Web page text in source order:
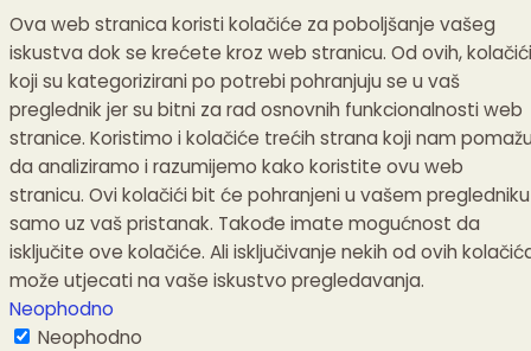
Ova web stranica koristi kolačiće za poboljšanje vašeg
iskustva dok se krećete kroz web stranicu. Od ovih, kolačići
koji su kategorizirani po potrebi pohranjuju se u vaš
preglednik jer su bitni za rad osnovnih funkcionalnosti web
stranice. Koristimo i kolačiće trećih strana koji nam
da analiziramo i razumijemo kako koristite ovu web
stranicu. Ovi kolačići bit će pohranjeni u vašem pregledniku
samo uz vaš pristanak. Takođe imate mogućnost da
isključite ove kolačiće. Ali isključivanje nekih od ovih
može utjecati na vaše iskustvo pregledavanja.
Neophodno
Neophodno